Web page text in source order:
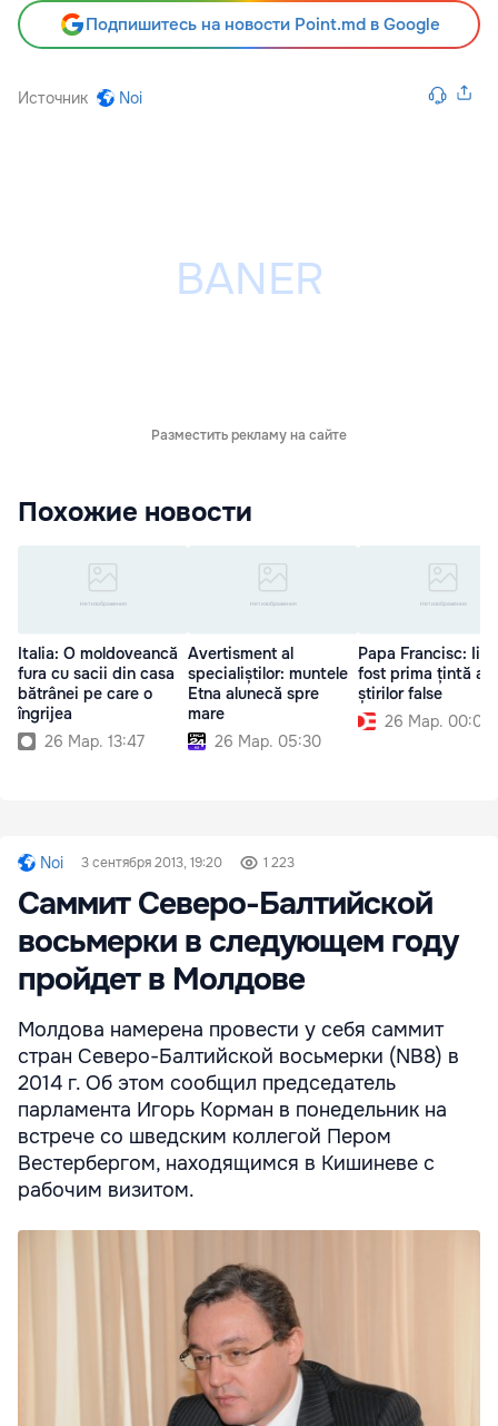
Подпишитесь на новости Point.md в Google
Источник Noi
Разместить рекламу на сайте
Похожие новости
Italia: O moldoveancă
fura cu sacii din casa
bătrânei pe care o
îngrijea
26 Мар. 13:47
Avertisment al
specialiștilor: muntele
Etna alunecă spre
mare
26 Мар. 05:30
Papa Francisc:
fost prima țintă a
știrilor false
26 Мар. 00:00
Noi 3 сентября 2013, 19:20 1 223
Саммит Северо-Балтийской
восьмерки в следующем году
пройдет в Молдове
Молдова намерена провести у себя саммит
стран Северо-Балтийской восьмерки (NB8) в
2014 г. Об этом сообщил председатель
парламента Игорь Корман в понедельник на
встрече со шведским коллегой Пером
Вестербергом, находящимся в Кишиневе с
рабочим визитом.